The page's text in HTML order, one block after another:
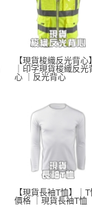
【現貨梭織反光背心】
｜印字現貨梭織反光
心 ｜反光背心
【現貨長袖T恤】｜T
價格 ｜現貨長袖T恤